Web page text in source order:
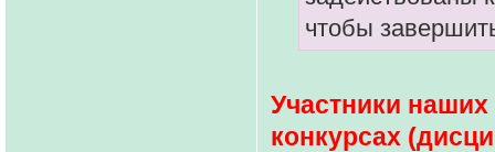
чтобы
Участники
конкурсах